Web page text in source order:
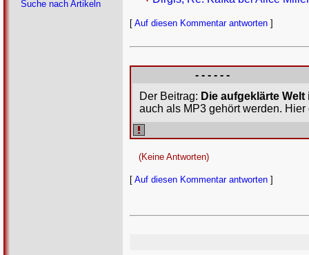
[ Auf diesen Kommentar antworten ]
- - - - - -
Der Beitrag: Die aufgeklärte
auch als MP3 gehört werden.
(Keine Antworten)
[ Auf diesen Kommentar antworten ]
Suche nach Artikeln